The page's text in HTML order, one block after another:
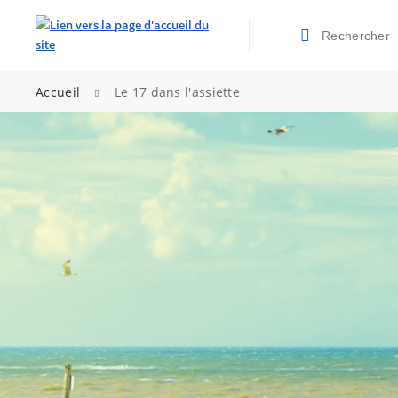
Valider la
Accueil Le 17 dans l'assiette